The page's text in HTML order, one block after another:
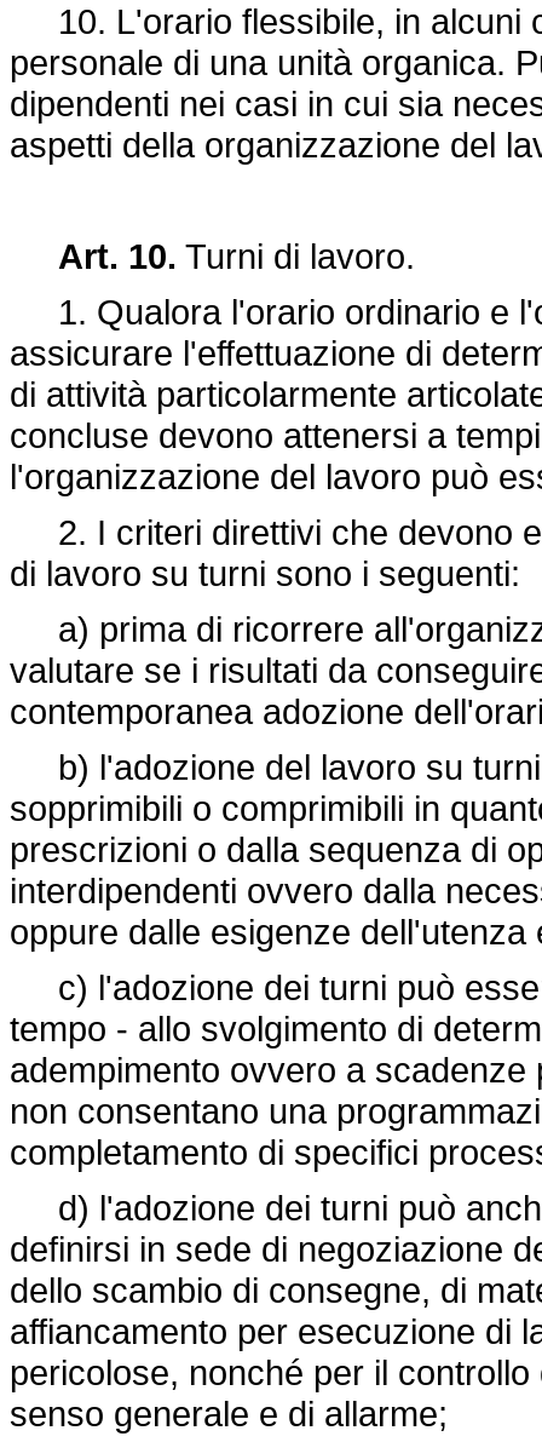
10. L'orario flessibile, in alcuni
personale di una unità organica.
dipendenti nei casi in cui sia
aspetti della organizzazione del
Art. 10. Turni di lavoro.
1. Qualora l'orario ordinario e
assicurare l'effettuazione di
di attività particolarmente
concluse devono attenersi a
l'organizzazione del lavoro può
2. I criteri direttivi che devono
di lavoro su turni sono i seguenti:
a) prima di ricorrere
valutare se i risultati da
contemporanea adozione
b) l'adozione del lavoro su
sopprimibili o comprimibili in
prescrizioni o dalla sequenza di
interdipendenti ovvero dalla
oppure dalle esigenze
c) l'adozione dei turni può
tempo - allo svolgimento di
adempimento ovvero a
non consentano una
completamento di specifici
d) l'adozione dei turni può
definirsi in sede di negoziazione
dello scambio di consegne, di
affiancamento per esecuzione di
pericolose, nonché per il
senso generale e di allarme;